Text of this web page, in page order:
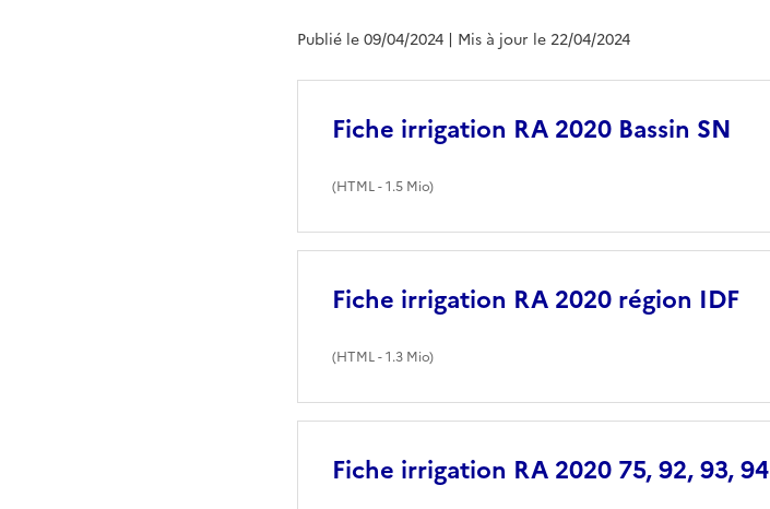
Publié le 09/04/2024 | Mis à jour le 22/04/2024
Fiche irrigation RA 2020 Bassin SN
(HTML- 1.5 Mio)
Fiche irrigation RA 2020 région IDF
(HTML- 1.3 Mio)
Fiche irrigation RA 2020 75, 92, 93, 94